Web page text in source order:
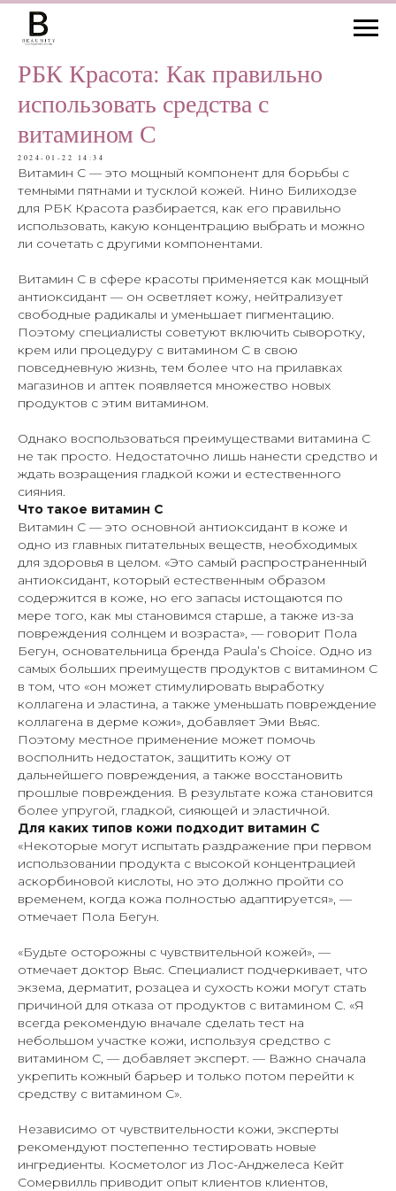
РБК Красота: Как правильно
использовать средства с
витамином С
2024-01-22 14:34
Витамин С — это мощный компонент для борьбы с
темными пятнами и тусклой кожей. Нино Билиходзе
для РБК Красота разбирается, как его правильно
использовать, какую концентрацию выбрать и можно
ли сочетать с другими компонентами.
Витамин С в сфере красоты применяется как мощный
антиоксидант — он осветляет кожу, нейтрализует
свободные радикалы и уменьшает пигментацию.
Поэтому специалисты советуют включить сыворотку,
крем или процедуру с витамином С в свою
повседневную жизнь, тем более что на прилавках
магазинов и аптек появляется множество новых
продуктов с этим витамином.
Однако воспользоваться преимуществами витамина С
не так просто. Недостаточно лишь нанести средство и
ждать возращения гладкой кожи и естественного
сияния.
Что такое витамин С
Витамин С — это основной антиоксидант в коже и
одно из главных питательных веществ, необходимых
для здоровья в целом. «Это самый распространенный
антиоксидант, который естественным образом
содержится в коже, но его запасы истощаются по
мере того, как мы становимся старше, а также из-за
повреждения солнцем и возраста», — говорит Пола
Бегун, основательница бренда Paula’s Choice. Одно из
самых больших преимуществ продуктов с витамином С
в том, что «он может стимулировать выработку
коллагена и эластина, а также уменьшать повреждение
коллагена в дерме кожи», добавляет Эми Вьяс.
Поэтому местное применение может помочь
восполнить недостаток, защитить кожу от
дальнейшего повреждения, а также восстановить
прошлые повреждения. В результате кожа становится
более упругой, гладкой, сияющей и эластичной.
Для каких типов кожи подходит витамин С
«Некоторые могут испытать раздражение при первом
использовании продукта с высокой концентрацией
аскорбиновой кислоты, но это должно пройти со
временем, когда кожа полностью адаптируется», —
отмечает Пола Бегун.
«Будьте осторожны с чувствительной кожей», —
отмечает доктор Вьяс. Специалист подчеркивает, что
экзема, дерматит, розацеа и сухость кожи могут стать
причиной для отказа от продуктов с витамином С. «Я
всегда рекомендую вначале сделать тест на
небольшом участке кожи, используя средство с
витамином С, — добавляет эксперт. — Важно сначала
укрепить кожный барьер и только потом перейти к
средству с витамином С».
Независимо от чувствительности кожи, эксперты
рекомендуют постепенно тестировать новые
ингредиенты. Косметолог из Лос-Анджелеса Кейт
Сомервилль приводит опыт клиентов клиентов,